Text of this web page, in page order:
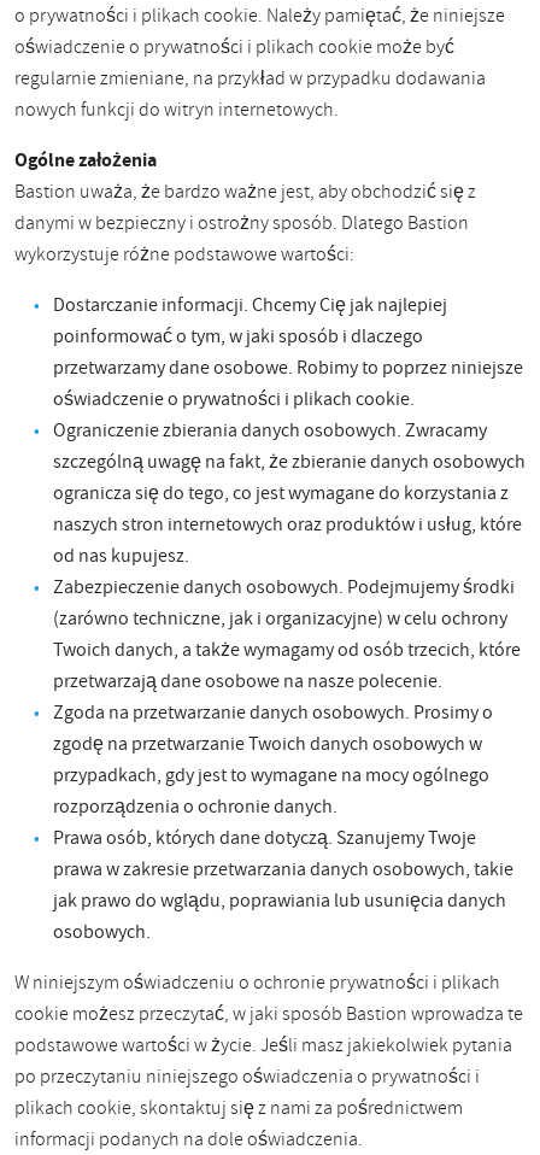
o prywatności i plikach cookie. Należy pamiętać, że niniejsze
oświadczenie o prywatności i plikach cookie może być
regularnie zmieniane, na przykład w przypadku dodawania
nowych funkcji do witryn internetowych.
Ogólne założenia
Bastion uważa, że ​​bardzo ważne jest, aby obchodzić się z
danymi w bezpieczny i ostrożny sposób. Dlatego Bastion
wykorzystuje różne podstawowe wartości:
Dostarczanie informacji. Chcemy Cię jak najlepiej
poinformować o tym, w jaki sposób i dlaczego
przetwarzamy dane osobowe. Robimy to poprzez niniejsze
oświadczenie o prywatności i plikach cookie.
Ograniczenie zbierania danych osobowych. Zwracamy
szczególną uwagę na fakt, że zbieranie danych osobowych
ogranicza się do tego, co jest wymagane do korzystania z
naszych stron internetowych oraz produktów i usług, które
od nas kupujesz.
Zabezpieczenie danych osobowych. Podejmujemy środki
(zarówno techniczne, jak i organizacyjne) w celu ochrony
Twoich danych, a także wymagamy od osób trzecich, które
przetwarzają dane osobowe na nasze polecenie.
Zgoda na przetwarzanie danych osobowych. Prosimy o
zgodę na przetwarzanie Twoich danych osobowych w
przypadkach, gdy jest to wymagane na mocy ogólnego
rozporządzenia o ochronie danych.
Prawa osób, których dane dotyczą. Szanujemy Twoje
prawa w zakresie przetwarzania danych osobowych, takie
jak prawo do wglądu, poprawiania lub usunięcia danych
osobowych.
W niniejszym oświadczeniu o ochronie prywatności i plikach
cookie możesz przeczytać, w jaki sposób Bastion wprowadza te
podstawowe wartości w życie. Jeśli masz jakiekolwiek pytania
po przeczytaniu niniejszego oświadczenia o prywatności i
plikach cookie, skontaktuj się z nami za pośrednictwem
informacji podanych na dole oświadczenia.